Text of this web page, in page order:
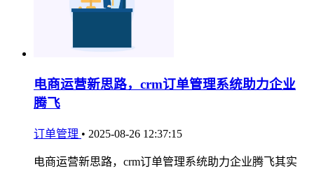
电商运营新思路，crm订单管理系统助力企业
腾飞
订单管理 • 2025-08-26 12:37:15
电商运营新思路，crm订单管理系统助力企业腾飞其实